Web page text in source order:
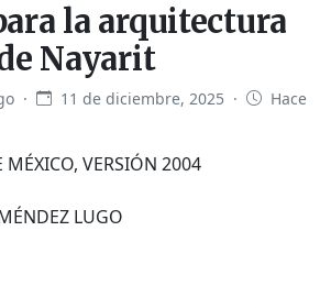
la arquitectura
Nayarit
· 11 de diciembre, 2025 ·
Hace
MÉXICO, VERSIÓN 2004
LUGO